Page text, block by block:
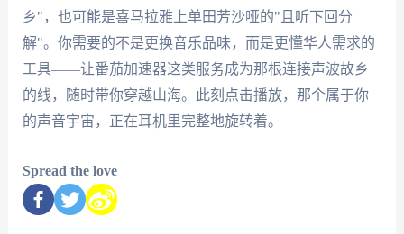
乡"，也可能是喜马拉雅上单田芳沙哑的"且听下回分
解"。你需要的不是更换音乐品味，而是更懂华人需求的
工具——让番茄加速器这类服务成为那根连接声波故乡
的线，随时带你穿越山海。此刻点击播放，那个属于你
的声音宇宙，正在耳机里完整地旋转着。
Spread the love